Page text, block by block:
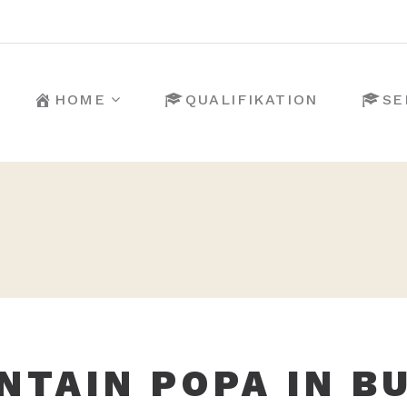
HOME QUALIFIKATION
POPA IN